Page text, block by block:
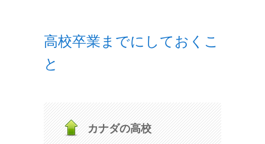
高校卒業までにしておくこ
と
カナダの高校